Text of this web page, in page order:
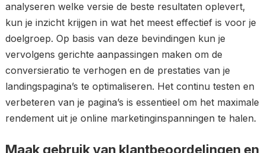
analyseren welke versie de beste resultaten oplevert,
kun je inzicht krijgen in wat het meest effectief is voor je
doelgroep. Op basis van deze bevindingen kun je
vervolgens gerichte aanpassingen maken om de
conversieratio te verhogen en de prestaties van je
landingspagina’s te optimaliseren. Het continu testen en
verbeteren van je pagina’s is essentieel om het maximale
rendement uit je online marketinginspanningen te halen.
Maak gebruik van klantbeoordelingen en